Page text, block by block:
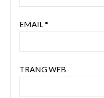
EMAIL*
TRANG WEB